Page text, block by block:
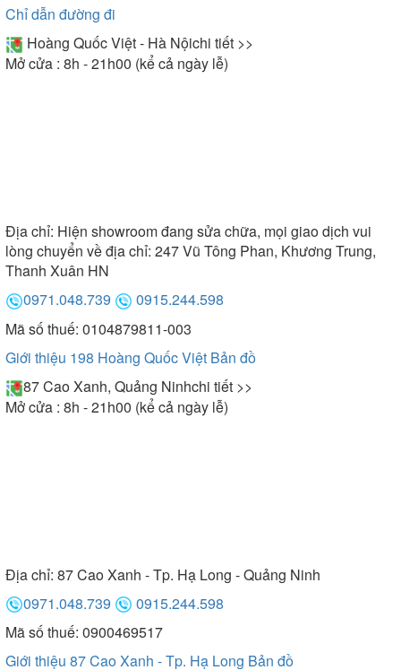
Chỉ dẫn đường đi
Hoàng Quốc Việt - Hà Nộichi tiết >>
Mở cửa : 8h - 21h00 (kể cả ngày lễ)
Địa chỉ: Hiện showroom đang sửa chữa, mọi giao dịch vui
lòng chuyển về địa chỉ: 247 Vũ Tông Phan, Khương Trung,
Thanh Xuân HN
0971.048.739
0915.244.598
Mã số thuế: 0104879811-003
Giới thiệu 198 Hoàng Quốc Việt Bản đồ
87 Cao Xanh, Quảng Ninhchi tiết >>
Mở cửa : 8h - 21h00 (kể cả ngày lễ)
Địa chỉ: 87 Cao Xanh - Tp. Hạ Long - Quảng Ninh
0971.048.739
0915.244.598
Mã số thuế: 0900469517
Giới thiệu 87 Cao Xanh - Tp. Hạ Long Bản đồ